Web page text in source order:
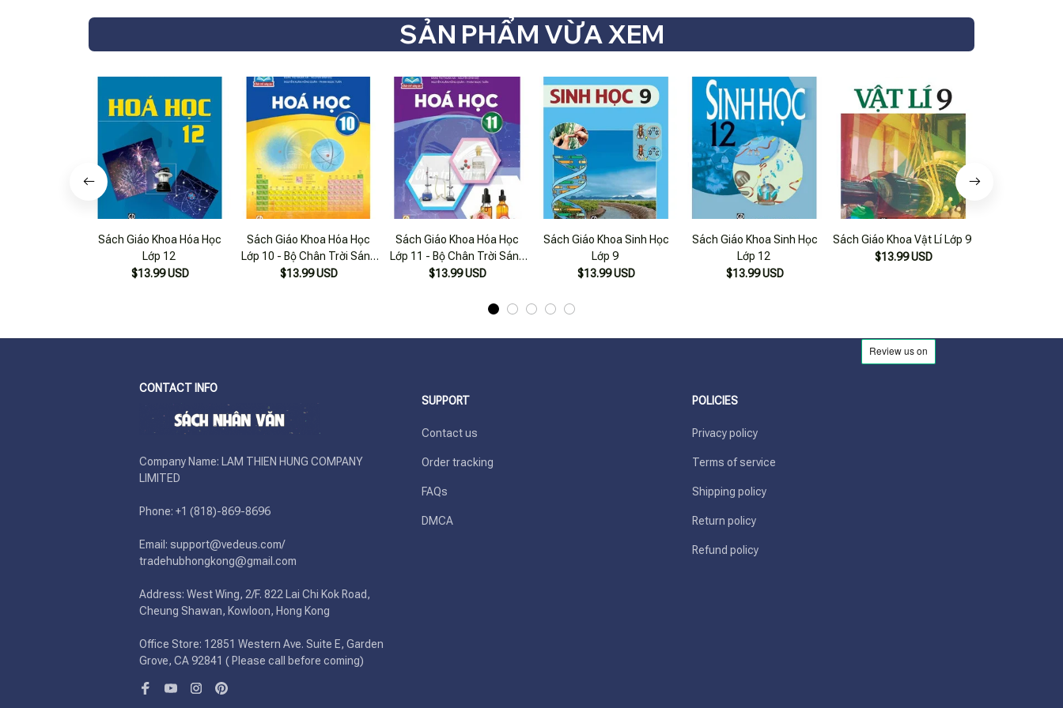
SẢN PHẨM VỪA XEM
Sách Giáo Khoa Hóa Học
Lớp 12
$13.99 USD
Sách Giáo Khoa Hóa Học
Lớp 10 - Bộ Chân Trời Sáng
Tạo
$13.99 USD
Sách Giáo Khoa Hóa Học
Lớp 11 - Bộ Chân Trời Sáng
Tạo
$13.99 USD
Sách Giáo Khoa Sinh Học
Lớp 9
$13.99 USD
Sách Giáo Khoa Sinh Học
Lớp 12
$13.99 USD
Sách Giáo Khoa Vật Lí Lớp 9
$13.99 USD
CONTACT INFO
Company Name: LAM THIEN HUNG COMPANY
LIMITED
Phone: +1 (818)-869-8696
Email: support@vedeus.com/
tradehubhongkong@gmail.com
Address: West Wing, 2/F. 822 Lai Chi Kok Road,
Cheung Shawan, Kowloon, Hong Kong
Office Store: 12851 Western Ave. Suite E, Garden
Grove, CA 92841 ( Please call before coming)
SUPPORT
Contact us
Order tracking
FAQs
DMCA
POLICIES
Privacy policy
Terms of service
Shipping policy
Return policy
Refund policy